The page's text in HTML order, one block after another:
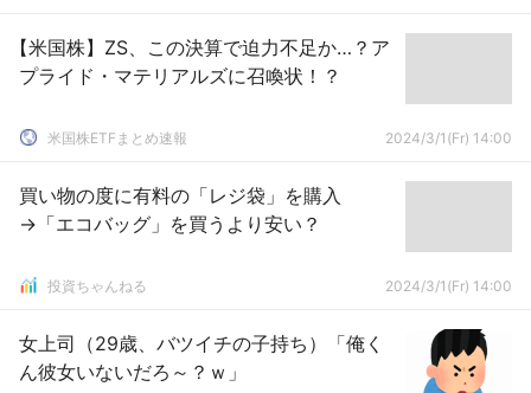
【米国株】ZS、この決算で迫力不足か…？ア
プライド・マテリアルズに召喚状！？
米国株ETFまとめ速報 2024/3/1(Fr) 14:00
買い物の度に有料の「レジ袋」を購入
→「エコバッグ」を買うより安い？
投資ちゃんねる 2024/3/1(Fr) 14:00
女上司（29歳、バツイチの子持ち）「俺く
ん彼女いないだろ～？ｗ」